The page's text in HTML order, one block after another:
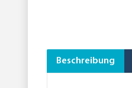
Beschreibung